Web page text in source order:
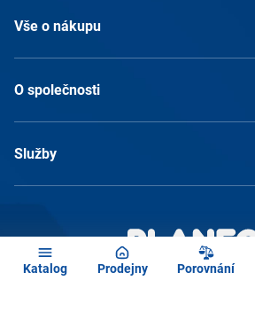
Katalog Prodejny Porovnání
Vše o nákupu
O společnosti
Služby